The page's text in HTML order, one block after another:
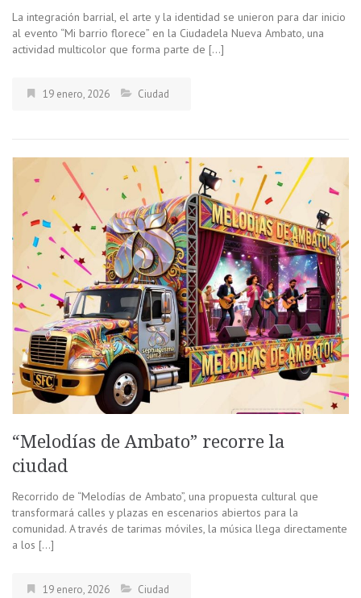
La integración barrial, el arte y la identidad se unieron para dar inicio
al evento “Mi barrio florece” en la Ciudadela Nueva Ambato, una
actividad multicolor que forma parte de […]
19 enero, 2026 Ciudad
“Melodías de Ambato” recorre la
ciudad
Recorrido de “Melodías de Ambato”, una propuesta cultural que
transformará calles y plazas en escenarios abiertos para la
comunidad. A través de tarimas móviles, la música llega directamente
a los […]
19 enero, 2026 Ciudad